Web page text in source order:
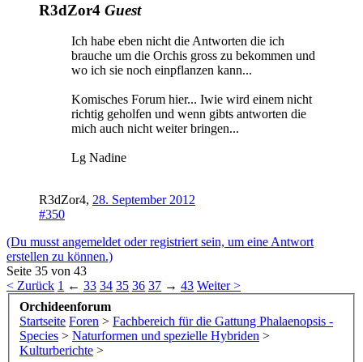
R3dZor4 Guest
Ich habe eben nicht die Antworten die ich
brauche um die Orchis gross zu bekommen und
wo ich sie noch einpflanzen kann...
Komisches Forum hier... Iwie wird einem nicht
richtig geholfen und wenn gibts antworten die
mich auch nicht weiter bringen...
Lg Nadine
R3dZor4, 28. September 2012
#350
(Du musst angemeldet oder registriert sein, um eine Antwort
erstellen zu können.)
Seite 35 von 43
< Zurück 1 ← 33 34 35 36 37 → 43 Weiter >
Orchideenforum
Startseite Foren > Fachbereich für die Gattung Phalaenopsis -
Species > Naturformen und spezielle Hybriden >
Kulturberichte >